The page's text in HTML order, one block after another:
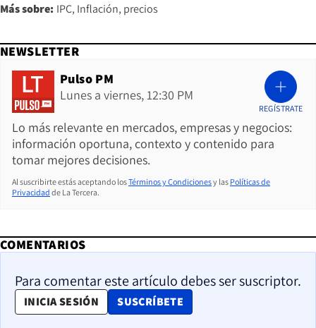
Más sobre: IPC Inflación precios
NEWSLETTER
Pulso PM
Lunes a viernes, 12:30 PM
Lo más relevante en mercados, empresas y negocios:
información oportuna, contexto y contenido para
tomar mejores decisiones.
REGÍSTRATE
Al suscribirte estás aceptando losTérminos y Condicionesy las Políticas de
Privacidad de La Tercera.
COMENTARIOS
Para comentar este artículo debes ser suscriptor.
INICIA SESIÓN SUSCRÍBETE
OPENS IN NEW WINDOW